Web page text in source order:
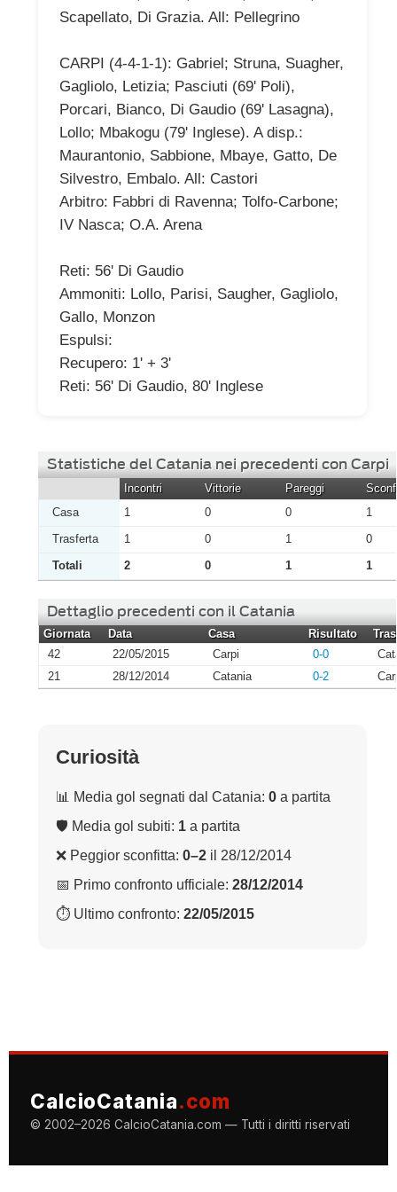
Scapellato, Di Grazia. All: Pellegrino
CARPI (4-4-1-1): Gabriel; Struna, Suagher,
Gagliolo, Letizia; Pasciuti (69' Poli),
Porcari, Bianco, Di Gaudio (69' Lasagna),
Lollo; Mbakogu (79' Inglese). A disp.:
Maurantonio, Sabbione, Mbaye, Gatto, De
Silvestro, Embalo. All: Castori
Arbitro: Fabbri di Ravenna; Tolfo-Carbone;
IV Nasca; O.A. Arena
Reti: 56' Di Gaudio
Ammoniti: Lollo, Parisi, Saugher, Gagliolo,
Gallo, Monzon
Espulsi:
Recupero: 1' + 3'
Reti: 56' Di Gaudio, 80' Inglese
Statistiche del Catania nei precedenti con Carpi
Incontri Vittorie Pareggi
Casa
1 0 0
1
Trasferta
1 0 1
0
Totali
2 0 1 1
Dettaglio precedenti con il Catania
Giornata Data Casa Risultato
42
22/05/2015 Carpi 0-0
21
28/12/2014 Catania 0-2
Curiosità
📊 Media gol segnati dal Catania: 0 a partita
🛡 Media gol subiti: 1 a partita
❌ Peggior sconfitta: 0–2 il 28/12/2014
📅 Primo confronto ufficiale: 28/12/2014
⏱ Ultimo confronto: 22/05/2015
CalcioCatania.com
© 2002–2026 CalcioCatania.com — Tutti i diritti riservati